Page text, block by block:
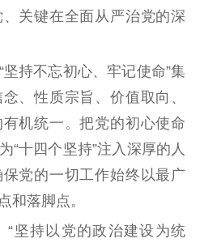
关键在全面从严治党的深
持不忘初心、牢记使命”集
、性质宗旨、价值取向、
机统一。把党的初心使命
“十四个坚持”注入深厚的人
党的一切工作始终以最广
和落脚点。
持以党的政治建设为统